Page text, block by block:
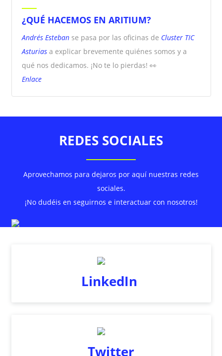
¿QUÉ HACEMOS EN ARITIUM?
Andrés Esteban se pasa por las oficinas de Cluster TIC
Asturias a explicar brevemente quiénes somos y a
qué nos dedicamos. ¡No te lo pierdas! 👀
Enlace
REDES SOCIALES
Aprovechamos para dejaros por aquí nuestras redes
sociales.
¡No dudéis en seguirnos e interactuar con nosotros!
LinkedIn
Twitter